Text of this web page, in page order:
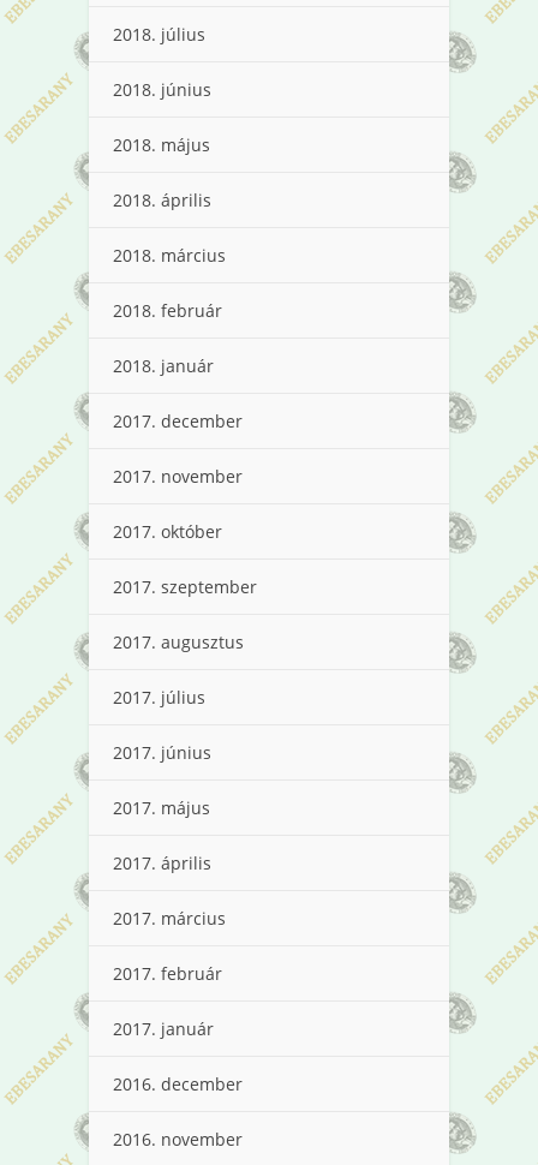
2018. július
2018. június
2018. május
2018. április
2018. március
2018. február
2018. január
2017. december
2017. november
2017. október
2017. szeptember
2017. augusztus
2017. július
2017. június
2017. május
2017. április
2017. március
2017. február
2017. január
2016. december
2016. november